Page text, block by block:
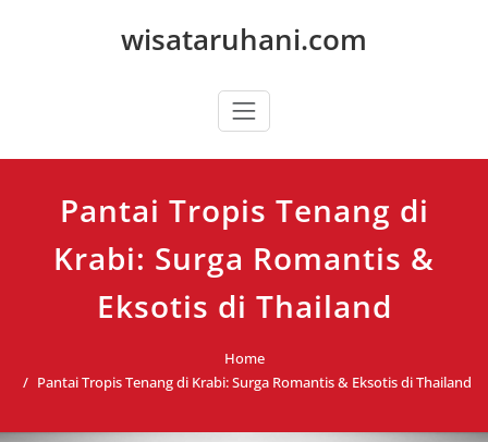
wisataruhani.com
Pantai Tropis Tenang di
Krabi: Surga Romantis &
Eksotis di Thailand
Home
Pantai Tropis Tenang di Krabi: Surga Romantis & Eksotis di Thailand